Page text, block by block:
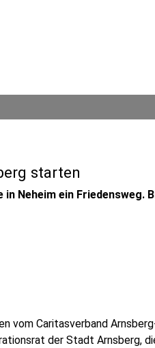
starten
Neheim ein Friedensweg.
vom Caritasverband
der Stadt Arnsberg,